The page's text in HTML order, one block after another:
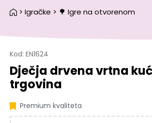
> Igračke > 🌳 Igre na otvorenom
Kod: EN1624
Dječja drvena vrtna
trgovina
Premium kvaliteta